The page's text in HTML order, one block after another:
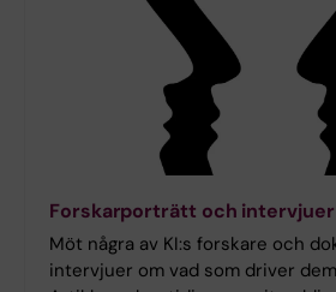
Forskarporträtt och intervjuer
Möt några av KI:s forskare och
intervjuer om vad som driver